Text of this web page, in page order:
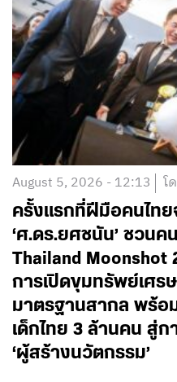
August 5, 2026 - 12:13 โ
ครั้งแรกที่ฝีมือคนไทย
‘ศ.ดร.ยศชนัน’ ชวน
Thailand Moonshot
การเปิดขุมทรัพย์เศ
มาตรฐานสากล พร้
เด็กไทย 3 ล้านคน สู่ก
‘ผู้สร้างนวัตกรรม’